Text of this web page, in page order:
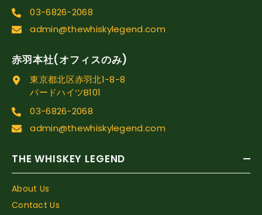
03-6826-2068
admin@thewhiskylegend.com
赤羽本社(オフィスのみ)
東京都北区赤羽北1-8-8
バードハイツB101
03-6826-2068
admin@thewhiskylegend.com
THE WHISKEY LEGEND
About Us
Contact Us